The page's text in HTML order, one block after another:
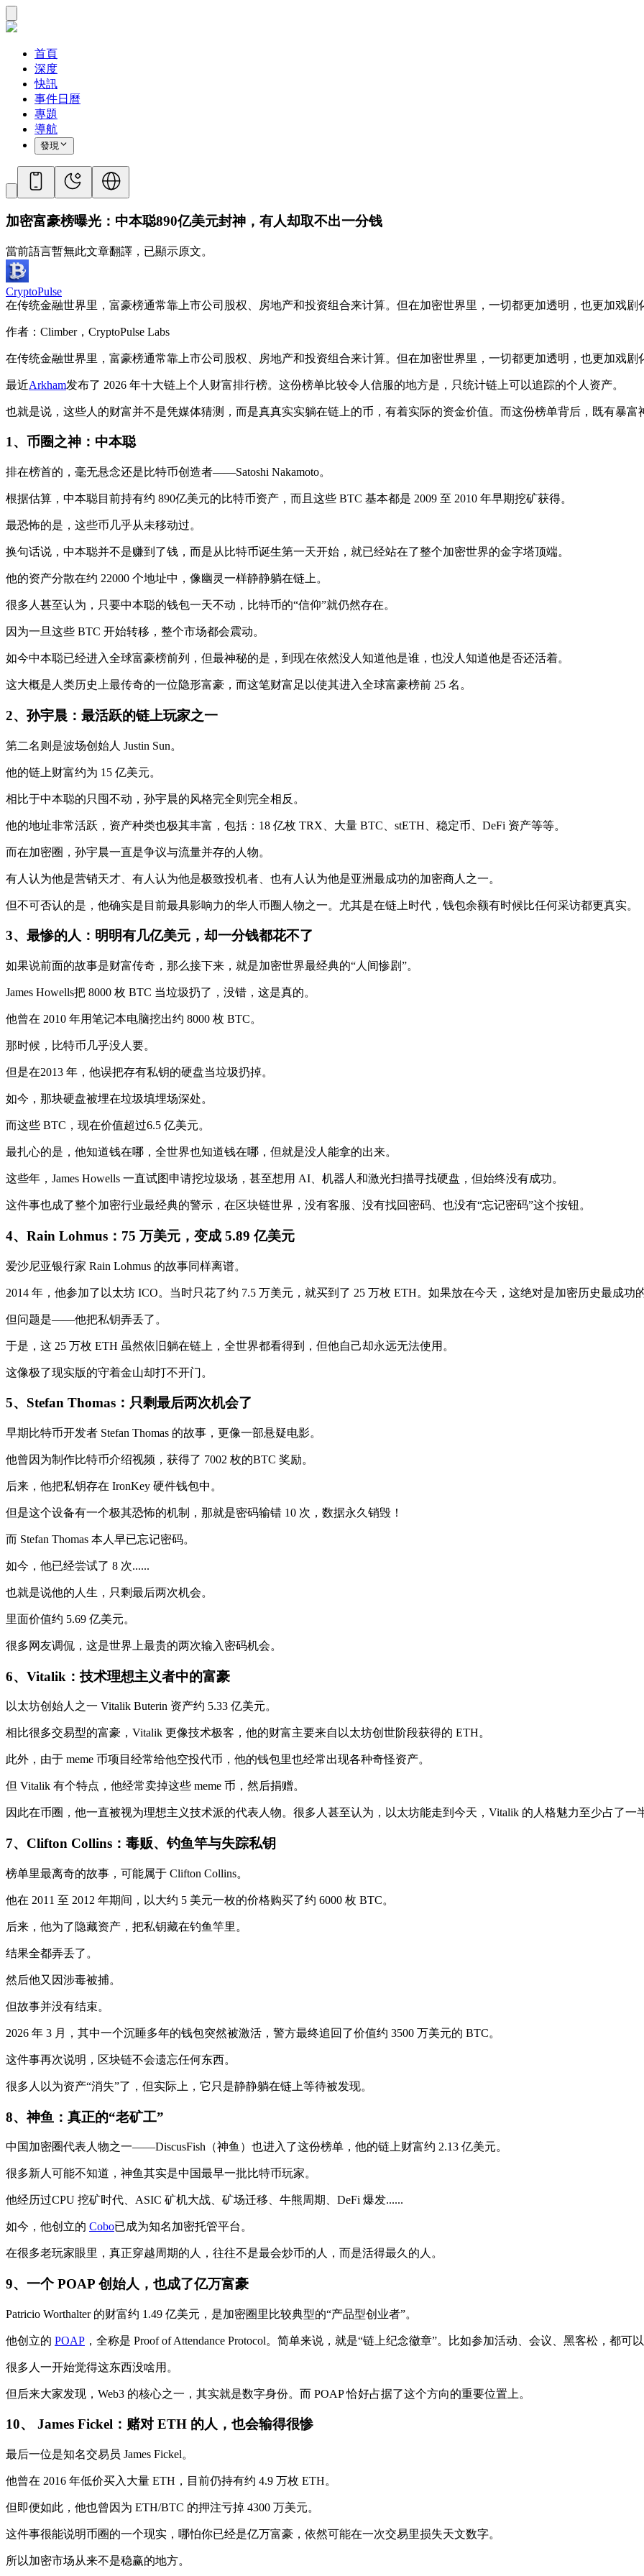
首頁
深度
快訊
事件日曆
專題
導航
發現
加密富豪榜曝光：中本聪890亿美元封神，有人却取不出一分钱
當前語言暫無此文章翻譯，已顯示原文。
CryptoPulse
在传统金融世界里，富豪榜通常靠上市公司股权、房地产和投资组合来计算。但在加密世界里，一切都更加透明，也更加戏剧
作者：Climber，CryptoPulse Labs
在传统金融世界里，富豪榜通常靠上市公司股权、房地产和投资组合来计算。但在加密世界里，一切都更加透明，也更加戏剧
最近Arkham发布了 2026 年十大链上个人财富排行榜。这份榜单比较令人信服的地方是，只统计链上可以追踪的个人资产。
也就是说，这些人的财富并不是凭媒体猜测，而是真真实实躺在链上的币，有着实际的资金价值。而这份榜单背后，既有暴富
1、币圈之神：中本聪
排在榜首的，毫无悬念还是比特币创造者——Satoshi Nakamoto。
根据估算，中本聪目前持有约 890亿美元的比特币资产，而且这些 BTC 基本都是 2009 至 2010 年早期挖矿获得。
最恐怖的是，这些币几乎从未移动过。
换句话说，中本聪并不是赚到了钱，而是从比特币诞生第一天开始，就已经站在了整个加密世界的金字塔顶端。
他的资产分散在约 22000 个地址中，像幽灵一样静静躺在链上。
很多人甚至认为，只要中本聪的钱包一天不动，比特币的“信仰”就仍然存在。
因为一旦这些 BTC 开始转移，整个市场都会震动。
如今中本聪已经进入全球富豪榜前列，但最神秘的是，到现在依然没人知道他是谁，也没人知道他是否还活着。
这大概是人类历史上最传奇的一位隐形富豪，而这笔财富足以使其进入全球富豪榜前 25 名。
2、 孙宇晨：最活跃的链上玩家之一
第二名则是波场创始人 Justin Sun。
他的链上财富约为 15 亿美元。
相比于中本聪的只囤不动，孙宇晨的风格完全则完全相反。
他的地址非常活跃，资产种类也极其丰富，包括：18 亿枚 TRX、大量 BTC、stETH、稳定币、DeFi 资产等等。
而在加密圈，孙宇晨一直是争议与流量并存的人物。
有人认为他是营销天才、有人认为他是极致投机者、也有人认为他是亚洲最成功的加密商人之一。
但不可否认的是，他确实是目前最具影响力的华人币圈人物之一。尤其是在链上时代，钱包余额有时候比任何采访都更真实。
3、 最惨的人：明明有几亿美元，却一分钱都花不了
如果说前面的故事是财富传奇，那么接下来，就是加密世界最经典的“人间惨剧”。
James Howells把 8000 枚 BTC 当垃圾扔了，没错，这是真的。
他曾在 2010 年用笔记本电脑挖出约 8000 枚 BTC。
那时候，比特币几乎没人要。
但是在2013 年，他误把存有私钥的硬盘当垃圾扔掉。
如今，那块硬盘被埋在垃圾填埋场深处。
而这些 BTC，现在价值超过6.5 亿美元。
最扎心的是，他知道钱在哪，全世界也知道钱在哪，但就是没人能拿的出来。
这些年，James Howells 一直试图申请挖垃圾场，甚至想用 AI、机器人和激光扫描寻找硬盘，但始终没有成功。
这件事也成了整个加密行业最经典的警示，在区块链世界，没有客服、没有找回密码、也没有“忘记密码”这个按钮。
4、 Rain Lohmus：75 万美元，变成 5.89 亿美元
爱沙尼亚银行家 Rain Lohmus 的故事同样离谱。
2014 年，他参加了以太坊 ICO。当时只花了约 7.5 万美元，就买到了 25 万枚 ETH。如果放在今天，这绝对是加密历史最成功
但问题是——他把私钥弄丢了。
于是，这 25 万枚 ETH 虽然依旧躺在链上，全世界都看得到，但他自己却永远无法使用。
这像极了现实版的守着金山却打不开门。
5、 Stefan Thomas ： 只剩最后两次机会了
早期比特币开发者 Stefan Thomas 的故事，更像一部悬疑电影。
他曾因为制作比特币介绍视频，获得了 7002 枚的BTC 奖励。
后来，他把私钥存在 IronKey 硬件钱包中。
但是这个设备有一个极其恐怖的机制，那就是密码输错 10 次，数据永久销毁！
而 Stefan Thomas 本人早已忘记密码。
如今，他已经尝试了 8 次......
也就是说他的人生，只剩最后两次机会。
里面价值约 5.69 亿美元。
很多网友调侃，这是世界上最贵的两次输入密码机会。
6、 Vitalik：技术理想主义者中的富豪
以太坊创始人之一 Vitalik Buterin 资产约 5.33 亿美元。
相比很多交易型的富豪，Vitalik 更像技术极客，他的财富主要来自以太坊创世阶段获得的 ETH。
此外，由于 meme 币项目经常给他空投代币，他的钱包里也经常出现各种奇怪资产。
但 Vitalik 有个特点，他经常卖掉这些 meme 币，然后捐赠。
因此在币圈，他一直被视为理想主义技术派的代表人物。很多人甚至认为，以太坊能走到今天，Vitalik 的人格魅力至少占了一
7、Clifton Collins： 毒贩、钓鱼竿与失踪私钥
榜单里最离奇的故事，可能属于 Clifton Collins。
他在 2011 至 2012 年期间，以大约 5 美元一枚的价格购买了约 6000 枚 BTC。
后来，他为了隐藏资产，把私钥藏在钓鱼竿里。
结果全都弄丢了。
然后他又因涉毒被捕。
但故事并没有结束。
2026 年 3 月，其中一个沉睡多年的钱包突然被激活，警方最终追回了价值约 3500 万美元的 BTC。
这件事再次说明，区块链不会遗忘任何东西。
很多人以为资产“消失”了，但实际上，它只是静静躺在链上等待被发现。
8、神鱼：真正的“老矿工”
中国加密圈代表人物之一——DiscusFish（神鱼）也进入了这份榜单，他的链上财富约 2.13 亿美元。
很多新人可能不知道，神鱼其实是中国最早一批比特币玩家。
他经历过CPU 挖矿时代、ASIC 矿机大战、矿场迁移、牛熊周期、DeFi 爆发......
如今，他创立的 Cobo已成为知名加密托管平台。
在很多老玩家眼里，真正穿越周期的人，往往不是最会炒币的人，而是活得最久的人。
9、 一个 POAP 创始人，也成了亿万富豪
Patricio Worthalter 的财富约 1.49 亿美元，是加密圈里比较典型的“产品型创业者”。
他创立的 POAP ，全称是 Proof of Attendance Protocol。简单来说，就是“链上纪念徽章”。比如参加活动、会议、黑客松，都可
很多人一开始觉得这东西没啥用。
但后来大家发现，Web3 的核心之一，其实就是数字身份。而 POAP 恰好占据了这个方向的重要位置上。
10、 James Fickel： 赌对 ETH 的人，也会输得很惨
最后一位是知名交易员 James Fickel。
他曾在 2016 年低价买入大量 ETH，目前仍持有约 4.9 万枚 ETH。
但即便如此，他也曾因为 ETH/BTC 的押注亏掉 4300 万美元。
这件事很能说明币圈的一个现实，哪怕你已经是亿万富豪，依然可能在一次交易里损失天文数字。
所以加密市场从来不是稳赢的地方。